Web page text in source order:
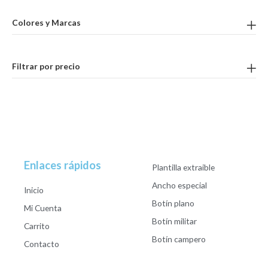
Colores y Marcas
Filtrar por precio
Enlaces rápidos
Inicio
Mi Cuenta
Carrito
Contacto
Plantilla extraible
Ancho especial
Botín plano
Botín militar
Botín campero